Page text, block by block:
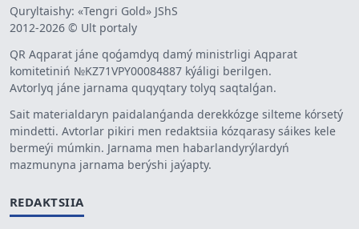
Quryltaishy: «Tengri Gold» JShS
2012-2026 © Ult portaly
QR Aqparat jáne qoǵamdyq damý ministrligi Aqparat
komitetiniń №KZ71VPY00084887 kýáligi berilgen.
Avtorlyq jáne jarnama quqyqtary tolyq saqtalǵan.
Sait materialdaryn paidalanǵanda derekkózge silteme kórsetý
mindetti. Avtorlar pikiri men redaktsiia kózqarasy sáikes kele
bermeýi múmkin. Jarnama men habarlandyrýlardyń
mazmunyna jarnama berýshi jaýapty.
REDAKTSIIA